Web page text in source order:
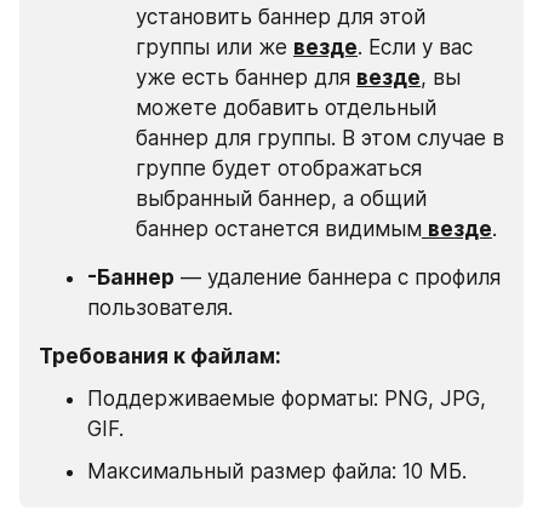
установить баннер для этой
группы или же везде. Если у вас
уже есть баннер для везде, вы
можете добавить отдельный
баннер для группы. В этом случае в
группе будет отображаться
выбранный баннер, а общий
баннер останется видимым везде.
-Баннер — удаление баннера с профиля
пользователя.
Требования к файлам:
Поддерживаемые форматы: PNG, JPG,
GIF.
Максимальный размер файла: 10 МБ.